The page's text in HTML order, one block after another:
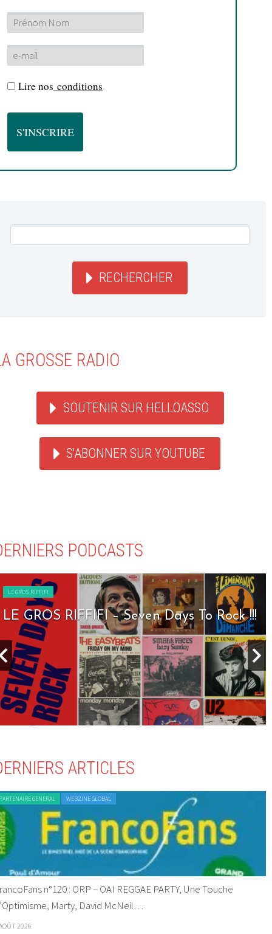
Lire nos conditions
RECHERCHER
GROSSE RADIO
SOUTENIR SUR HELLOASSO
S'ABONNER SUR YOUTUBE
PODCASTS
LE GROS RIFFIFI
LE GROS RIFFIFI – Seven Days To Rock !!!
ARTICLES
GENERAL WEBZINE GLOBAL
n°120 : ORP – OAI REGGAE PARTY, Une Touche
Marty, David McNeil…
2026